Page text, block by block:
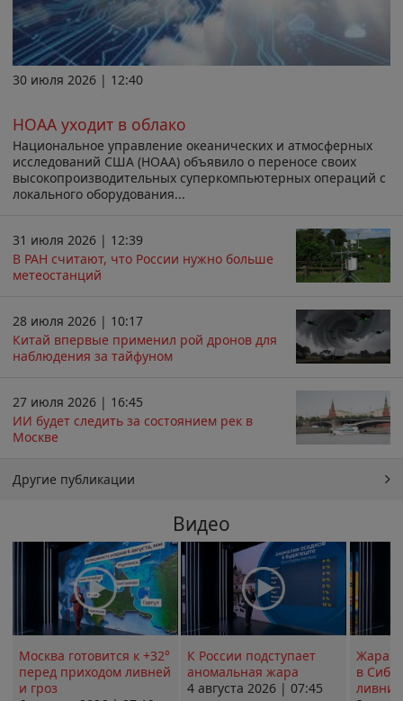
30 июля 2026 | 12:40
НОАА уходит в облако
Национальное управление океанических и атмосферных
исследований США (НОАА) объявило о переносе своих
высокопроизводительных суперкомпьютерных операций с
локального оборудования...
31 июля 2026 | 12:39
В РАН считают, что России нужно больше
метеостанций
28 июля 2026 | 10:17
Китай впервые применил рой дронов для
наблюдения за тайфуном
27 июля 2026 | 16:45
ИИ будет следить за состоянием рек в
Москве
Другие публикации
Видео
Москва готовится к +32°
перед приходом ливней
и гроз
К России подступает
аномальная жара
4 августа 2026 | 07:45
Жара в
в
ливни